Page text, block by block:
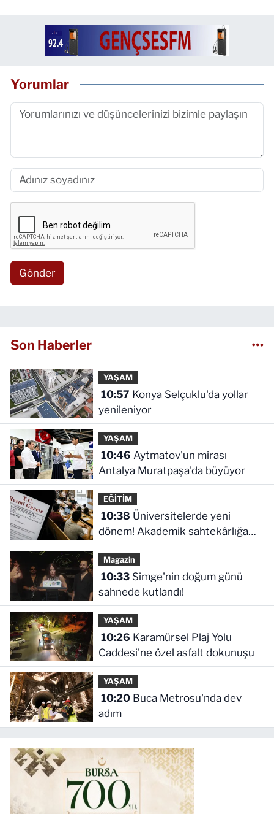
Yorumlar
Gönder
Son Haberler
YAŞAM
10:57
yenileniyor
YAŞAM
10:46
Antalya Muratpaşa'da büyüyor
EĞİTİM
10:38
dönem! Akademik sahtekârlığa
hapis, öğrencilere dönüş yolu
Magazin
10:33Simge'nin doğum günü
sahnede kutlandı!
YAŞAM
10:26
Caddesi'ne özel asfalt dokunuşu
YAŞAM
10:20Buca Metrosu'nda dev
adım